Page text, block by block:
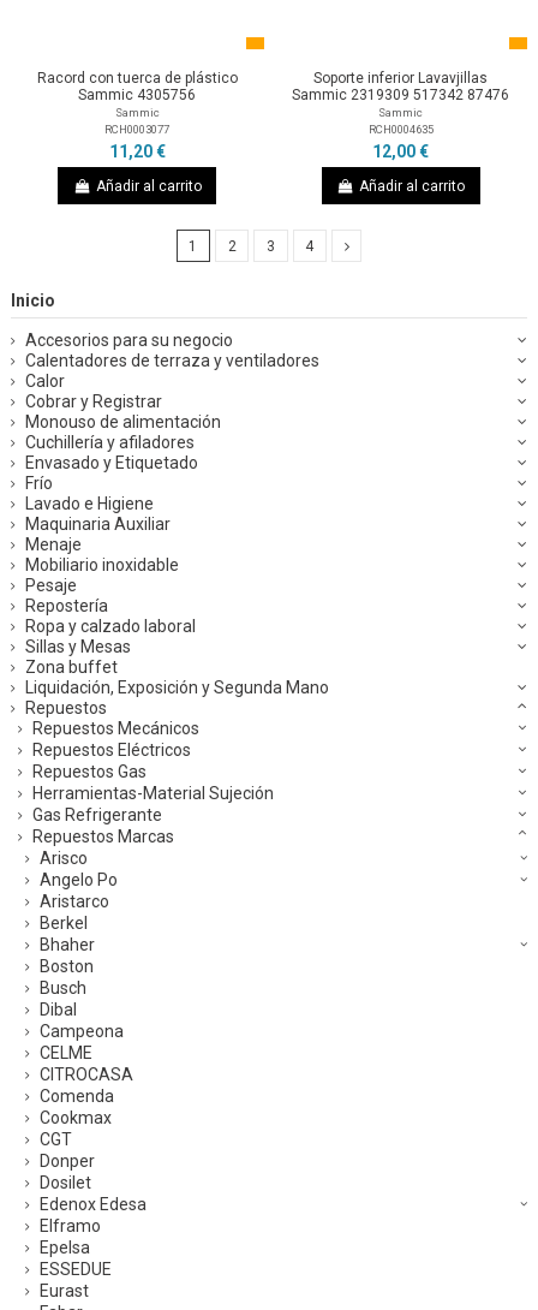
Racord con tuerca de plástico
Sammic 4305756
Sammic
RCH0003077
11,20 €
Añadir al carrito
Soporte inferior Lavavjillas
Sammic 2319309 517342 87476
Sammic
RCH0004635
12,00 €
Añadir al carrito
1 2 3 4
Inicio
Accesorios para su negocio
Calentadores de terraza y ventiladores
Calor
Cobrar y Registrar
Monouso de alimentación
Cuchillería y afiladores
Envasado y Etiquetado
Frío
Lavado e Higiene
Maquinaria Auxiliar
Menaje
Mobiliario inoxidable
Pesaje
Repostería
Ropa y calzado laboral
Sillas y Mesas
Zona buffet
Liquidación, Exposición y Segunda Mano
Repuestos
Repuestos Mecánicos
Repuestos Eléctricos
Repuestos Gas
Herramientas-Material Sujeción
Gas Refrigerante
Repuestos Marcas
Arisco
Angelo Po
Aristarco
Berkel
Bhaher
Boston
Busch
Dibal
Campeona
CELME
CITROCASA
Comenda
Cookmax
CGT
Donper
Dosilet
Edenox Edesa
Elframo
Epelsa
ESSEDUE
Eurast